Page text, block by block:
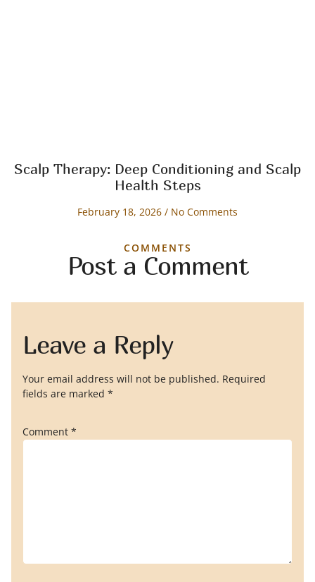
Scalp Therapy: Deep Conditioning and Scalp
Health Steps
February 18, 2026 No Comments
COMMENTS
Post a Comment
Leave a Reply
Your email address will not be published. Required
fields are marked *
Comment *